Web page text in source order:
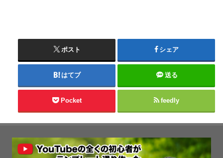
ポスト シェア
はてブ 送る
Pocket feedly